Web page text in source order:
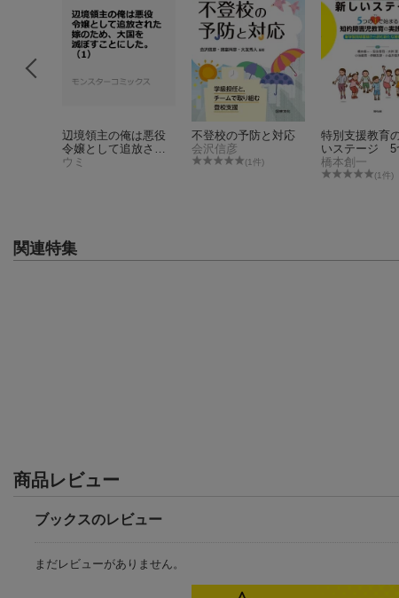
辺境領主の俺は悪役
令嬢として追放され
た嫁のため、大国を
ウミ
不登校の予防と対応
会沢信彦
(1件)
特別支援教育
いステージ 5
（アイ）で始ま
的障害児教育の
橋本創一
(1件)
関連特集
商品レビュー
ブックスのレビュー
まだレビューがありません。